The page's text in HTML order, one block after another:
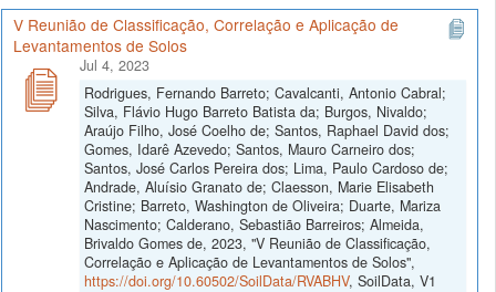
V Reunião de Classificação, Correlação e Aplicação de
Levantamentos de Solos
Jul 4, 2023
Rodrigues, Fernando Barreto; Cavalcanti, Antonio Cabral;
Silva, Flávio Hugo Barreto Batista da; Burgos, Nivaldo;
Araújo Filho, José Coelho de; Santos, Raphael David dos;
Gomes, Idarê Azevedo; Santos, Mauro Carneiro dos;
Santos, José Carlos Pereira dos; Lima, Paulo Cardoso de;
Andrade, Aluísio Granato de; Claesson, Marie Elisabeth
Cristine; Barreto, Washington de Oliveira; Duarte, Mariza
Nascimento; Calderano, Sebastião Barreiros; Almeida,
Brivaldo Gomes de, 2023, "V Reunião de Classificação,
Correlação e Aplicação de Levantamentos de Solos",
https://doi.org/10.60502/SoilData/RVABHV, SoilData, V1